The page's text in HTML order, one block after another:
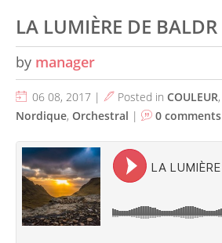
LA LUMIÈRE DE BALDR
by manager
06 08, 2017 | Posted in COULEUR,
Nordique, Orchestral | 0 comments